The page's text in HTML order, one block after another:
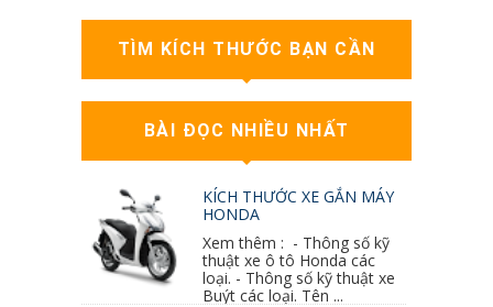
TÌM KÍCH THƯỚC BẠN CẦN
BÀI ĐỌC NHIỀU NHẤT
KÍCH THƯỚC XE GẮN MÁY
HONDA
Xem thêm : - Thông số kỹ
thuật xe ô tô Honda các
loại. - Thông số kỹ thuật xe
Buýt các loại. Tên ...